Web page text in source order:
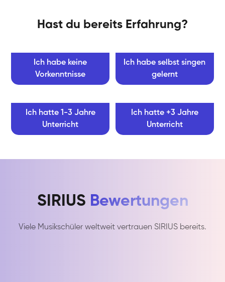
Hast du bereits Erfahrung?
Ich habe keine
Vorkenntnisse
Ich habe selbst singen
gelernt
Ich hatte 1-3 Jahre
Unterricht
Ich hatte +3 Jahre
Unterricht
SIRIUS Bewertungen
Viele Musikschüler weltweit vertrauen SIRIUS bereits.